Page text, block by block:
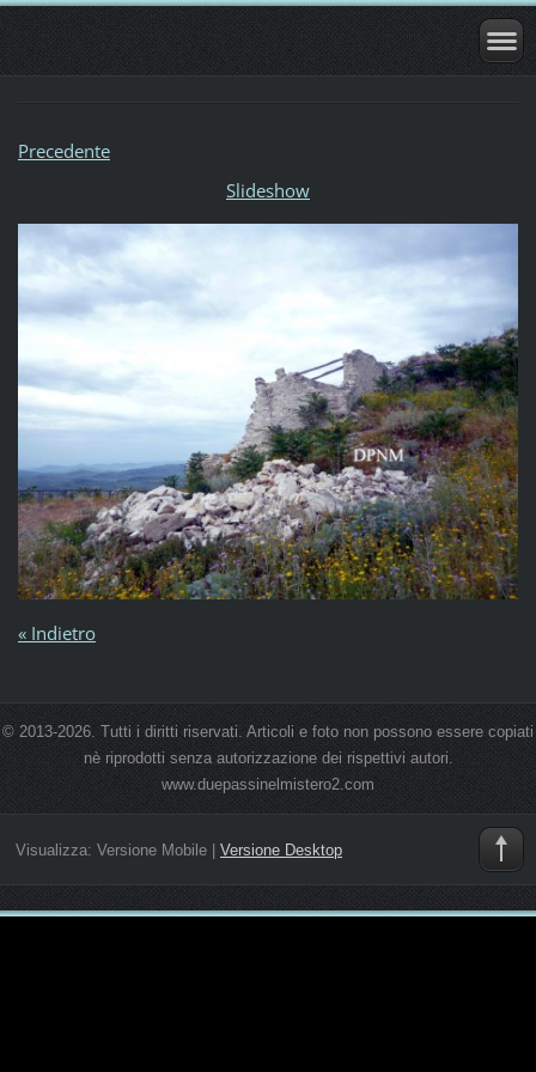
Precedente
Slideshow
« Indietro
© 2013-2026. Tutti i diritti riservati. Articoli e foto non possono essere copiati
nè riprodotti senza autorizzazione dei rispettivi autori.
www.duepassinelmistero2.com
Visualizza: Versione Mobile| Versione Desktop